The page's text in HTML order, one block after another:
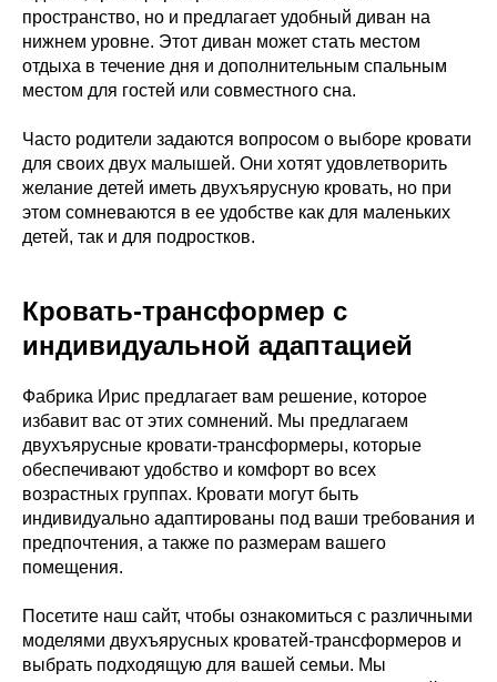
пространство, но и предлагает удобный диван на
нижнем уровне. Этот диван может стать местом
отдыха в течение дня и дополнительным спальным
местом для гостей или совместного сна.
Часто родители задаются вопросом о выборе кровати
для своих двух малышей. Они хотят удовлетворить
желание детей иметь двухъярусную кровать, но при
этом сомневаются в ее удобстве как для маленьких
детей, так и для подростков.
Кровать-трансформер с
индивидуальной адаптацией
Фабрика Ирис предлагает вам решение, которое
избавит вас от этих сомнений. Мы предлагаем
двухъярусные кровати-трансформеры, которые
обеспечивают удобство и комфорт во всех
возрастных группах. Кровати могут быть
индивидуально адаптированы под ваши требования и
предпочтения, а также по размерам вашего
помещения.
Посетите наш сайт, чтобы ознакомиться с различными
моделями двухъярусных кроватей-трансформеров и
выбрать подходящую для вашей семьи. Мы